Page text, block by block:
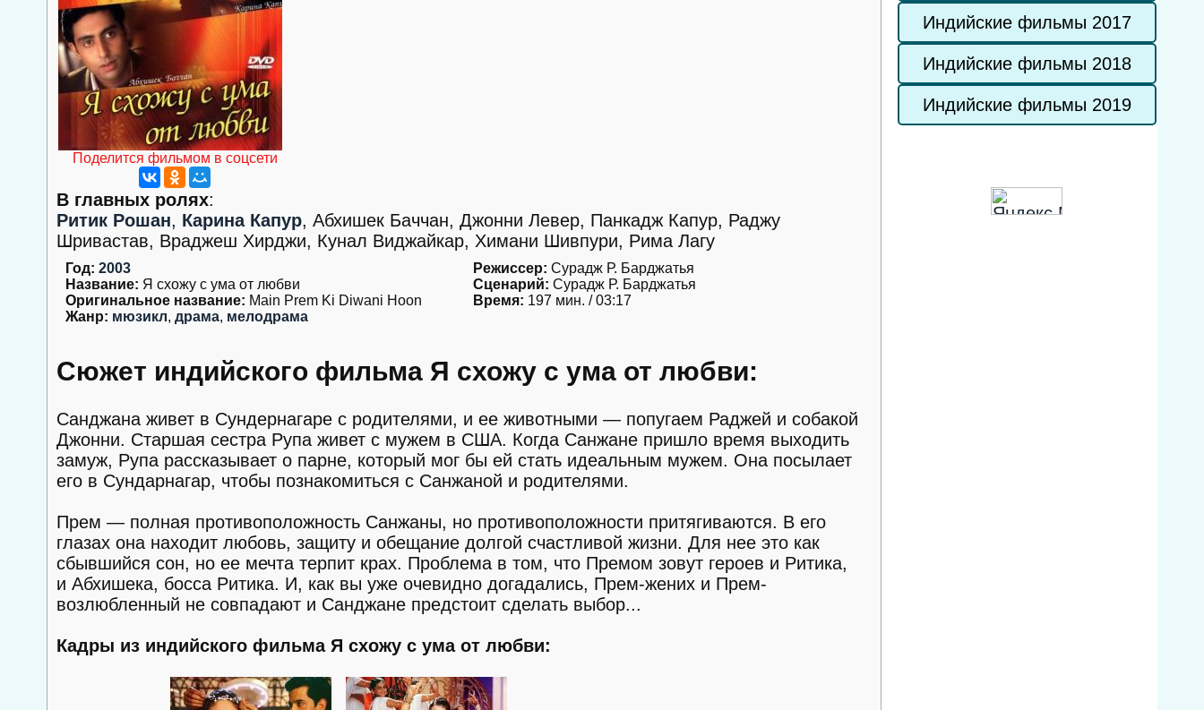
Поделится фильмом в соцсети
В главных ролях:
Ритик Рошан, Карина Капур, Абхишек Баччан, Джонни Левер, Панкадж Капур, Раджу
Шривастав, Враджеш Хирджи, Кунал Виджайкар, Химани Шивпури, Рима Лагу
Год: 2003
Название: Я схожу с ума от любви
Оригинальное название: Main Prem Ki Diwani Hoon
Жанр: мюзикл, драма, мелодрама
Режиссер: Сурадж Р. Барджатья
Сценарий: Сурадж Р. Барджатья
Время: 197 мин. / 03:17
Сюжет индийского фильма Я схожу с ума от любви:
Санджана живет в Сундернагаре с родителями, и ее животными — попугаем Раджей и собакой
Джонни. Старшая сестра Рупа живет с мужем в США. Когда Санжане пришло время выходить
замуж, Рупа рассказывает о парне, который мог бы ей стать идеальным мужем. Она посылает
его в Сундарнагар, чтобы познакомиться с Санжаной и родителями.
Прем — полная противоположность Санжаны, но противоположности притягиваются. В его
глазах она находит любовь, защиту и обещание долгой счастливой жизни. Для нее это как
сбывшийся сон, но ее мечта терпит крах. Проблема в том, что Премом зовут героев и Ритика,
и Абхишека, босса Ритика. И, как вы уже очевидно догадались, Прем-жених и Прем-
возлюбленный не совпадают и Санджане предстоит сделать выбор...
Кадры из индийского фильма Я схожу с ума от любви:
Индийские фильмы 2017
Индийские фильмы 2018
Индийские фильмы 2019